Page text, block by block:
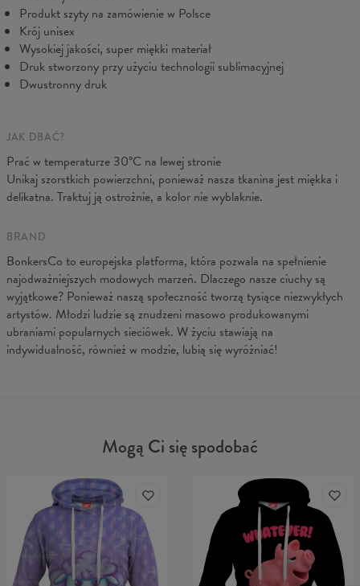
C - Długość ręk.
61 62 63
Produkt szyty na zamówienie w Polsce
Krój unisex
Wysokiej jakości, super miękki materiał
Druk stworzony przy użyciu technologii sublimacyjnej
Dwustronny druk
JAK DBAĆ?
Prać w temperaturze 30°C na lewej stronie
Unikaj szorstkich powierzchni, ponieważ nasza tkanina jest miękka i
delikatna. Traktuj ją ostrożnie, a kolor nie wyblaknie.
BRAND
BonkersCo to europejska platforma, która pozwala na spełnienie
najodważniejszych modowych marzeń. Dlaczego nasze ciuchy są
wyjątkowe? Ponieważ naszą społeczność tworzą tysiące niezwykłych
artystów. Młodzi ludzie są znudzeni masowo produkowanymi
ubraniami popularnych sieciówek. W życiu stawiają na
indywidualność, również w modzie, lubią się wyróżniać!
Mogą Ci się spodobać